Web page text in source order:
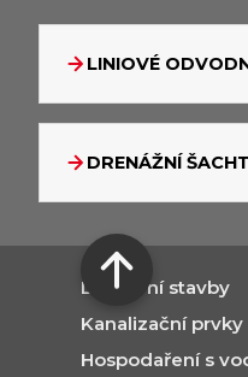
LINIOVÉ
DRENÁŽNÍ
Dopravní stavby
Kanalizační prvky
Hospodaření s